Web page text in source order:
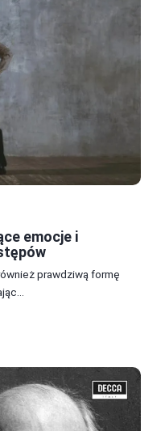
emocje i
prawdziwą formę